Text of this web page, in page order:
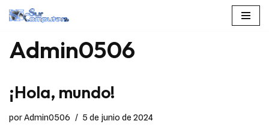
al
Admin0506
¡Hola, mundo!
porAdmin0506 5 de junio de 2024